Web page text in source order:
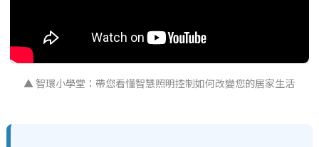
▲ 智環小學堂：帶您看懂智慧照明控制如何改變您的居家生活